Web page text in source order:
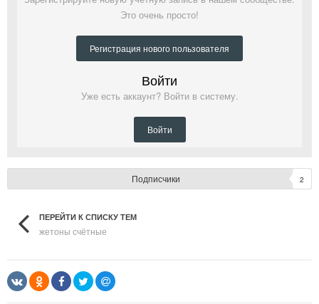
Это очень просто!
Регистрация нового пользователя
Войти
Уже есть аккаунт? Войти в систему.
Войти
Подписчики 2
ПЕРЕЙТИ К СПИСКУ ТЕМ
жетоны счётные